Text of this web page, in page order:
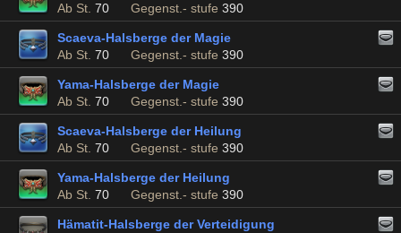
Ab St. 70 Gegenst.- stufe 390
Scaeva-Halsberge der Magie
Ab St. 70 Gegenst.- stufe 390
Yama-Halsberge der Magie
Ab St. 70 Gegenst.- stufe 390
Scaeva-Halsberge der Heilung
Ab St. 70 Gegenst.- stufe 390
Yama-Halsberge der Heilung
Ab St. 70 Gegenst.- stufe 390
Hämatit-Halsberge der Verteidigung